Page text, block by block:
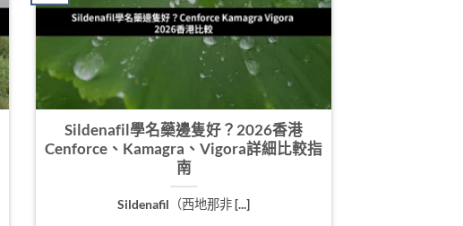
Sildenafil學名藥邊隻好？2026香港
Cenforce、Kamagra、Vigora詳細比較指
南
Sildenafil（西地那非 [...]